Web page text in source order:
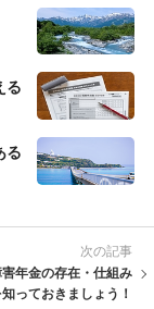
る
る
次の記事
年金の存在・仕組み
っておきましょう！